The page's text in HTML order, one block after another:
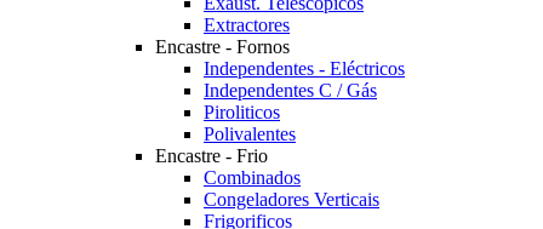
Extractores
Encastre - Fornos
Independentes - Eléctricos
Independentes C / Gás
Piroliticos
Polivalentes
Encastre - Frio
Combinados
Congeladores Verticais
Frigorificos